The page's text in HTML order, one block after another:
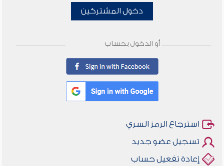
دخول المشتركين
أو الدخول بحساب
استرجاع الرمز السري
تسجيل عضو جديد
إعادة تفعيل حساب